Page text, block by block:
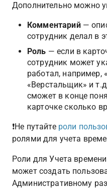
Дополнительно можно
Комментарий —
сотрудник делал в
Роль — если в
сотрудник может
работал, например,
«Верстальщик» и
сможет в конце
карточке сколько
❗️Не путайте роли
ролями для учета
Роли для Учета
может создать
Административному